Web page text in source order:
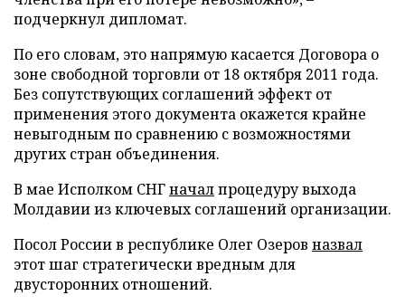
подчеркнул дипломат.
По его словам, это напрямую касается Договора о
зоне свободной торговли от 18 октября 2011 года.
Без сопутствующих соглашений эффект от
применения этого документа окажется крайне
невыгодным по сравнению с возможностями
других стран объединения.
В мае Исполком СНГначалпроцедуру выхода
Молдавии из ключевых соглашений организации.
Посол России в республике Олег Озеров назвал
этот шаг стратегически вредным для
двусторонних отношений.